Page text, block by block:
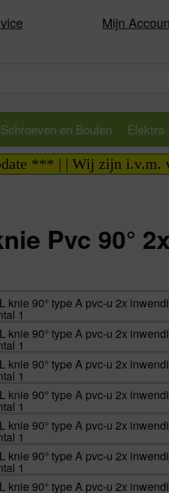
Mijn
Schroeven en Bouten Elektra
| Wij zijn i.v.m.
Pvc 90°
knie 90° type A pvc-u 2x
1
knie 90° type A pvc-u 2x
1
knie 90° type A pvc-u 2x
1
knie 90° type A pvc-u 2x
1
knie 90° type A pvc-u 2x
1
knie 90° type A pvc-u 2x
1
knie 90° type A pvc-u 2x